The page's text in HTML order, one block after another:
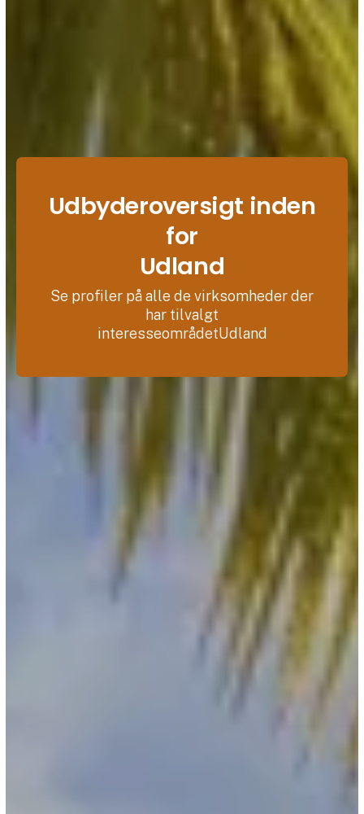
Udbyderoversigt inden
for
Udland
Se profiler på alle de virksomheder der
har tilvalgt
interesseområdetUdland